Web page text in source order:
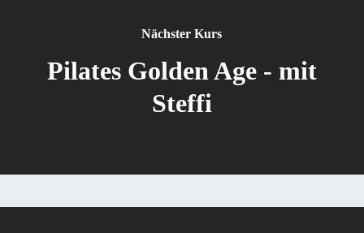
Nächster Kurs
Pilates Golden Age - mit
Steffi